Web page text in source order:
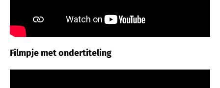
Filmpje met ondertiteling